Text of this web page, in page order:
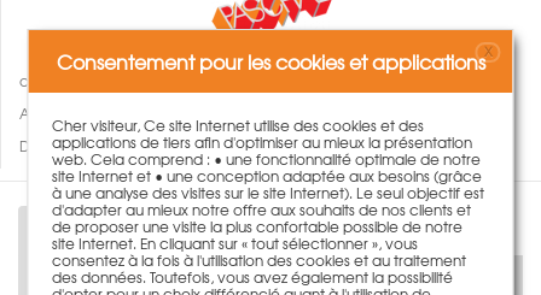
comparer
Ajouter à ma wishlist
Des questions concernant ce produit?
Description
Consentement pour les cookies et applicationsX
Cher visiteur, Ce site Internet utilise des cookies et des
applications de tiers afin d'optimiser au mieux la présentation
web. Cela comprend : • une fonctionnalité optimale de notre
site Internet et • une conception adaptée aux besoins (grâce
à une analyse des visites sur le site Internet). Le seul objectif est
d'adapter au mieux notre offre aux souhaits de nos clients et
de proposer une visite la plus confortable possible de notre
site Internet. En cliquant sur « tout sélectionner », vous
consentez à la fois à l'utilisation des cookies et au traitement
des données. Toutefois, vous avez également la possibilité